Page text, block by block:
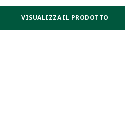
VISUALIZZA IL PRODOTTO